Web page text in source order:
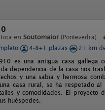
en Soutomaior (Pontevedra)
4-8+1 plazas
21 km
es una antigua casa gallega
dependencia de la casa nos
y una sabia y hermosa
casa rural, se ha respetado
y comodidades. El
huéspedes.